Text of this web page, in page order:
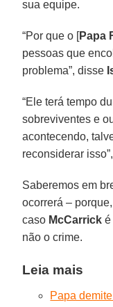
sua equipe.
“Por que o [Papa
pessoas que
problema”, disse
“Ele terá tempo
sobreviventes e
acontecendo,
reconsiderar
Saberemos em
ocorrerá –
caso McCarrick é
não o crime.
Leia mais
Papa